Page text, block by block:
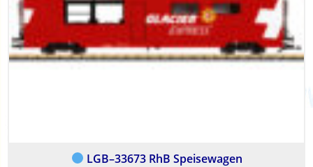
LGB–33673 RhB Speisewagen